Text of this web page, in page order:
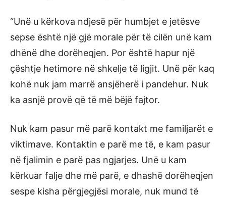
“Unë u kërkova ndjesë për humbjet e jetësve
sepse është një gjë morale për të cilën unë kam
dhënë dhe dorëheqjen. Por është hapur një
çështje hetimore në shkelje të ligjit. Unë për kaq
kohë nuk jam marrë ansjëherë i pandehur. Nuk
ka asnjë provë që të më bëjë fajtor.
Nuk kam pasur më parë kontakt me familjarët e
viktimave. Kontaktin e parë me të, e kam pasur
në fjalimin e parë pas ngjarjes. Unë u kam
kërkuar falje dhe më parë, e dhashë dorëheqjen
sespe kisha përgjegjësi morale, nuk mund të